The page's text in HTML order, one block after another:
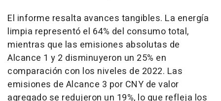
El informe resalta avances tangibles. La energía
limpia representó el 64% del consumo total,
mientras que las emisiones absolutas de
Alcance 1 y 2 disminuyeron un 25% en
comparación con los niveles de 2022. Las
emisiones de Alcance 3 por CNY de valor
agregado se redujeron un 19%, lo que refleja los